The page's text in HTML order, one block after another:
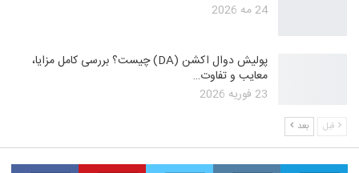
24 مه 2026
پولیش دوال اکشن (DA) چیست؟ بررسی کامل مزایا،
معایب و تفاوت…
23 فوریه 2026
قبل بعد